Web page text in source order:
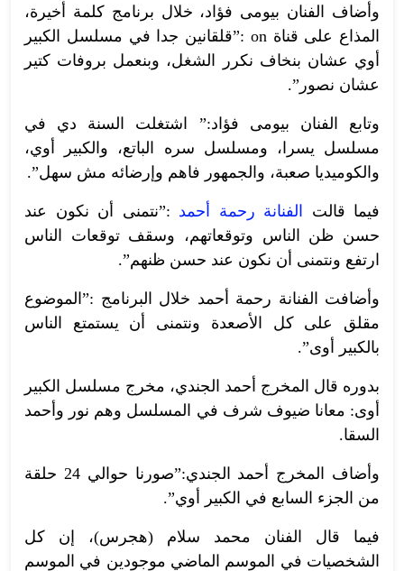
وأضاف الفنان بيومى فؤاد، خلال برنامج كلمة أخيرة،
المذاع على قناة on :”قلقانين جدا في مسلسل الكبير
أوي عشان بنخاف نكرر الشغل، وبنعمل بروفات كتير
عشان نصور”.
وتابع الفنان بيومى فؤاد:” اشتغلت السنة دي في
مسلسل يسرا، ومسلسل سره الباتع، والكبير أوي،
والكوميديا صعبة، والجمهور فاهم وإرضائه مش سهل”.
فيما قالت الفنانة رحمة أحمد :”نتمنى أن نكون عند
حسن ظن الناس وتوقعاتهم، وسقف توقعات الناس
ارتفع ونتمنى أن نكون عند حسن ظنهم”.
وأضافت الفنانة رحمة أحمد خلال البرنامج :”الموضوع
مقلق على كل الأصعدة ونتمنى أن يستمتع الناس
بالكبير أوى”.
بدوره قال المخرج أحمد الجندي، مخرج مسلسل الكبير
أوى: معانا ضيوف شرف في المسلسل وهم نور وأحمد
السقا.
وأضاف المخرج أحمد الجندي:”صورنا حوالي 24 حلقة
من الجزء السابع في الكبير أوي”.
فيما قال الفنان محمد سلام (هجرس)، إن كل
الشخصيات في الموسم الماضي موجودين في الموسم